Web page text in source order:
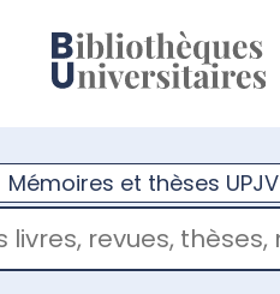
Mémoires et thèses UPJV